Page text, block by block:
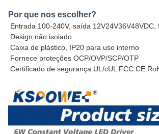
Por que nos escolher?
Entrada 100-240V, saída 12V24V36V48VDC,
Design não isolado
Caixa de plástico, IP20 para uso interno
Fornece proteções OCP/OVP/SCP/OTP
Certificado de segurança UL/cUL FCC CE